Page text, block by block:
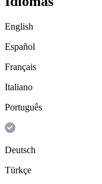
English
Español
Français
Italiano
Português
Deutsch
Türkçe